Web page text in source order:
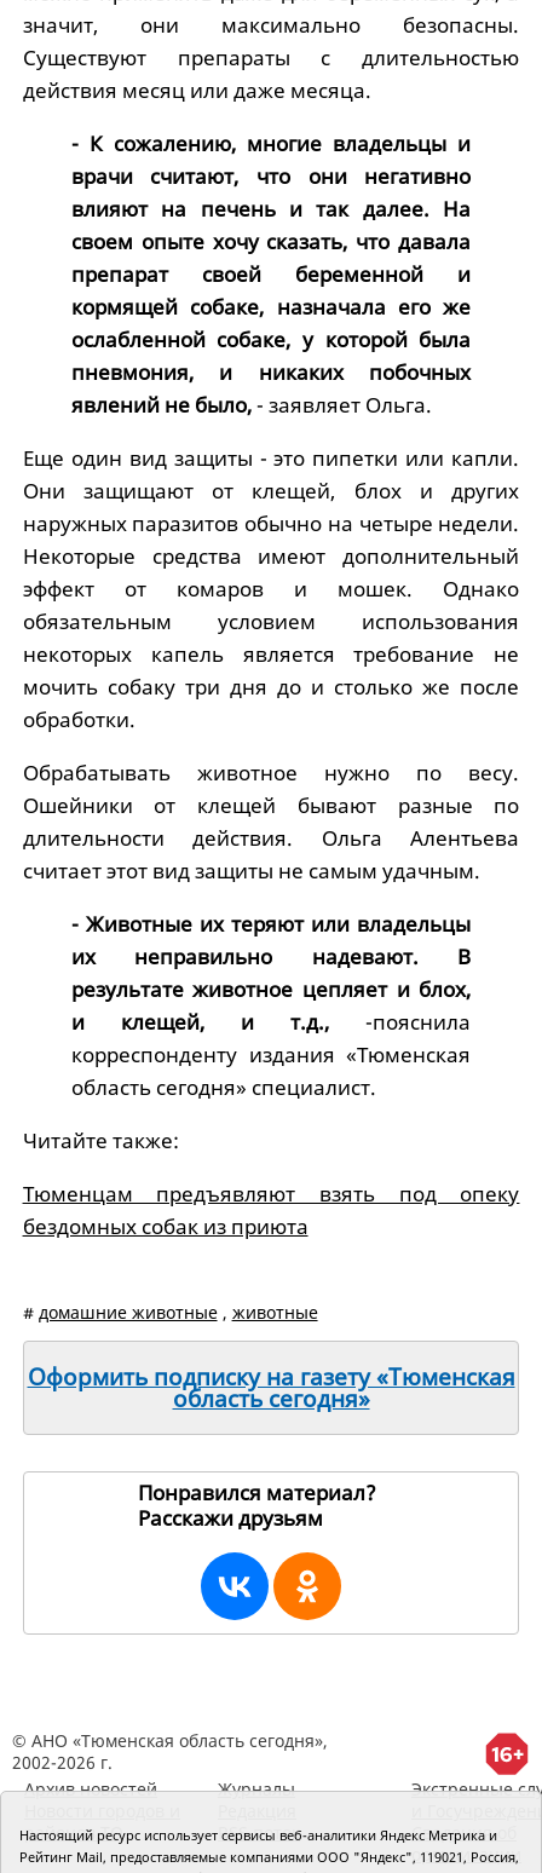
значит, они максимально безопасны.
Существуют препараты с длительностью
действия месяц или даже месяца.
- К сожалению, многие владельцы и
врачи считают, что они негативно
влияют на печень и так далее. На
своем опыте хочу сказать, что давала
препарат своей беременной и
кормящей собаке, назначала его же
ослабленной собаке, у которой была
пневмония, и никаких побочных
явлений не было,- заявляет Ольга.
Еще один вид защиты - это пипетки или капли.
Они защищают от клещей, блох и других
наружных паразитов обычно на четыре недели.
Некоторые средства имеют дополнительный
эффект от комаров и мошек. Однако
обязательным условием использования
некоторых капель является требование не
мочить собаку три дня до и столько же после
обработки.
Обрабатывать животное нужно по весу.
Ошейники от клещей бывают разные по
длительности действия. Ольга Алентьева
считает этот вид защиты не самым удачным.
- Животные их теряют или владельцы
их неправильно надевают. В
результате животное цепляет и блох,
и клещей, и т.д.,-пояснила
корреспонденту издания «Тюменская
область сегодня» специалист.
Читайте также:
Тюменцам предъявляют взять под опеку
бездомных собак из приюта
# домашние животные, животные
Оформить подписку на газету «Тюменская
область сегодня»
Понравился материал?
Расскажи друзьям
© АНО «Тюменская область сегодня»,
2002-2026 г.
Архив новостей
районов ТО
Журналы
RSS поток
Экстренные
Сведения об
организации
Настоящий ресурс использует сервисы веб-аналитики Яндекс Метрика и
Рейтинг Mail, предоставляемые компаниями ООО "Яндекс", 119021, Россия,